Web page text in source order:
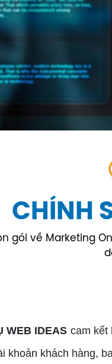
CHÍNH
gói về Marketing
WEB IDEAS cam kết
khoản khách hàng,